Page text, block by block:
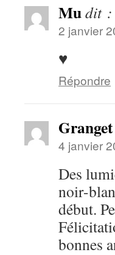
Mudit :
2 janvier
♥
Répondre
4 janvier
Des
noir-
début.
bonnes